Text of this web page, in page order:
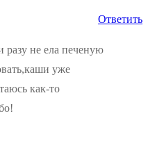
Ответить
не ела печеную
уже
как-то